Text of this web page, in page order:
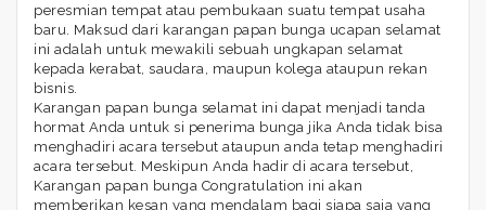
peresmian tempat atau pembukaan suatu tempat usaha
baru. Maksud dari karangan papan bunga ucapan selamat
ini adalah untuk mewakili sebuah ungkapan selamat
kepada kerabat, saudara, maupun kolega ataupun rekan
bisnis.
Karangan papan bunga selamat ini dapat menjadi tanda
hormat Anda untuk si penerima bunga jika Anda tidak bisa
menghadiri acara tersebut ataupun anda tetap menghadiri
acara tersebut. Meskipun Anda hadir di acara tersebut,
Karangan papan bunga Congratulation ini akan
memberikan kesan yang mendalam bagi siapa saja yang